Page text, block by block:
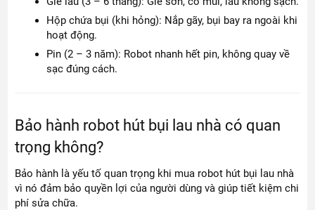
Hộp chứa bụi (khi hỏng): Nắp gãy, bụi bay ra ngoài khi
hoạt động.
Pin (2 – 3 năm): Robot nhanh hết pin, không quay về
sạc đúng cách.
Bảo hành robot hút bụi lau nhà có quan
trọng không?
Bảo hành là yếu tố quan trọng khi mua robot hút bụi lau nhà
vì nó đảm bảo quyền lợi của người dùng và giúp tiết kiệm chi
phí sửa chữa.